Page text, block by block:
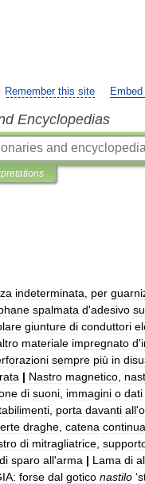
Remember this site
Encyclopedias
indeterminata per
spalmata d'adesivo su
giunture di conduttori
materiale impregnato d'
sempre più in
| Nastro magnetico
di suoni immagini o dati
porta davanti all'
draghe catena continua
di mitragliatrice
di sparo all'arma | Lama di
forse dal gotico nastilo ‘